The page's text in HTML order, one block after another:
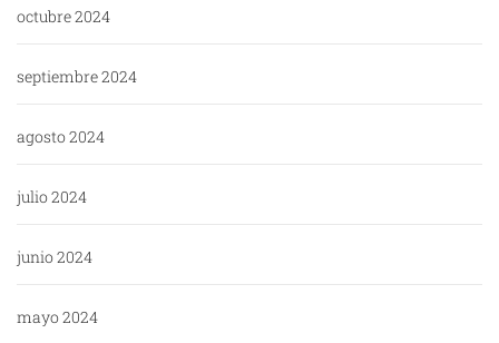
octubre 2024
septiembre 2024
agosto 2024
julio 2024
junio 2024
mayo 2024